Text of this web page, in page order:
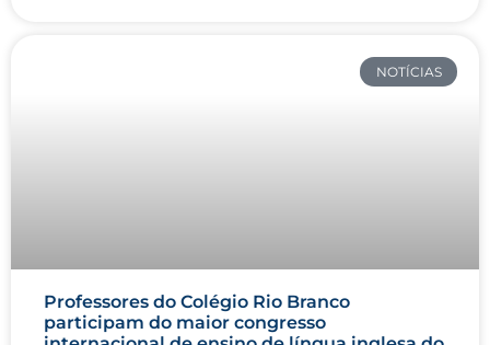
NOTÍCIAS
Professores do Colégio Rio Branco
participam do maior congresso